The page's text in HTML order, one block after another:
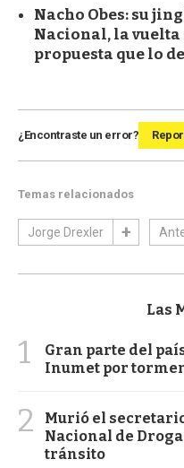
Nacho Obes: su
Nacional, la vuelta
propuesta que lo
¿Encontraste un error?
Temas relacionados
Jorge Drexler
Las
1
Gran parte del
Inumet por
2
Murió el
Nacional de
tránsito